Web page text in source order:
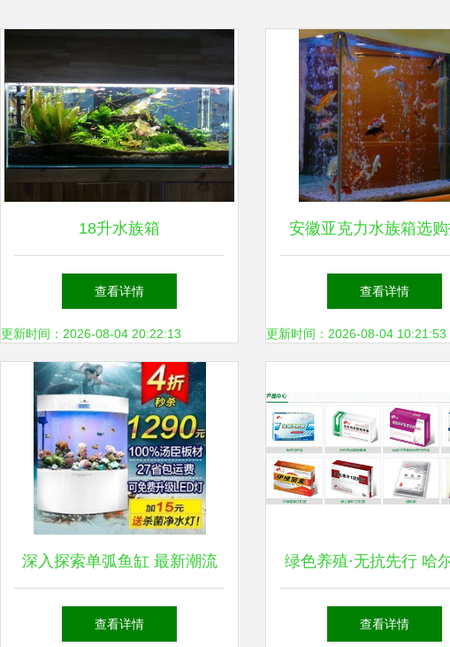
18升水族箱
（480×250×350mm）的入门
级造景设计方案
查看详情
更新时间：2026-08-04 20:22:13
安徽亚克力水族箱选
价格与厂家全面解析
查看详情
更新时间：2026-08-04 10:21:53
深入探索单弧鱼缸 最新潮流
与选购指南
查看详情
绿色养殖·无抗先行 哈
物制品二厂邀您相聚
查看详情